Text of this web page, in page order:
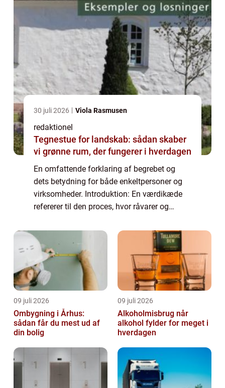
30 juli 2026 Viola Rasmusen
redaktionel
Tegnestue for landskab: sådan skaber
vi grønne rum, der fungerer i hverdagen
En omfattende forklaring af begrebet og
dets betydning for både enkeltpersoner og
virksomheder. Introduktion: En værdikæde
refererer til den proces, hvor råvarer og
eller en tjeneste, der kan tilbydes til...
09 juli 2026
Ombygning i Århus:
sådan får du mest ud af
din bolig
09 juli 2026
Alkoholmisbrug når
alkohol fylder for meget i
hverdagen